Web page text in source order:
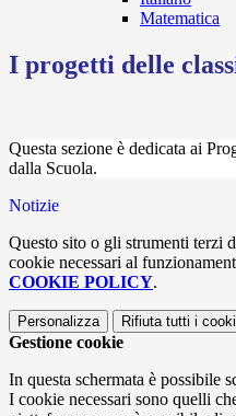
Matematica
I progetti delle
Questa sezione è dedicata ai
dalla Scuola.
Notizie
Questo sito o gli strumenti terzi
cookie necessari al
COOKIE POLICY.
Personalizza Rifiuta tutti i
Gestione cookie
In questa schermata è possibile
I cookie necessari sono quelli